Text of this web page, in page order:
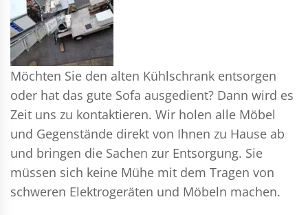
Möchten Sie den alten Kühlschrank entsorgen
oder hat das gute Sofa ausgedient? Dann wird es
Zeit uns zu kontaktieren. Wir holen alle Möbel
und Gegenstände direkt von Ihnen zu Hause ab
und bringen die Sachen zur Entsorgung. Sie
müssen sich keine Mühe mit dem Tragen von
schweren Elektrogeräten und Möbeln machen.